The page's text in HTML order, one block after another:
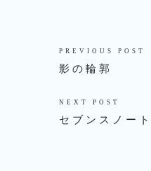
PREVIOUS POST
影の輪郭
NEXT POST
セブンスノート